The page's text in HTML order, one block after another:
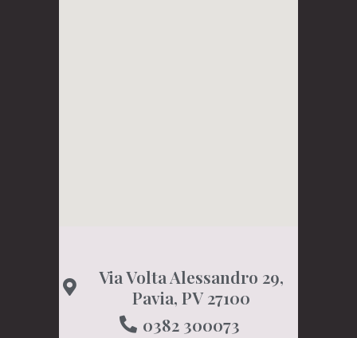
Via Volta Alessandro 29,
Pavia, PV 27100
0382 300073